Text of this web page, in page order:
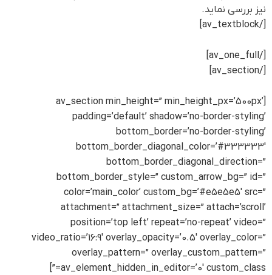
نیز بررسی نماید.
[/av_textblock]
[/av_one_full]
[/av_section]
[av_section min_height=” min_height_px=’500px’
padding=’default’ shadow=’no-border-styling’
bottom_border=’no-border-styling’
bottom_border_diagonal_color=’#333333′
bottom_border_diagonal_direction=”
bottom_border_style=” custom_arrow_bg=” id=”
color=’main_color’ custom_bg=’#e5e5e5′ src=”
attachment=” attachment_size=” attach=’scroll’
position=’top left’ repeat=’no-repeat’ video=”
video_ratio=’16:9′ overlay_opacity=’0.5′ overlay_color=”
overlay_pattern=” overlay_custom_pattern=”
av_element_hidden_in_editor=’0′ custom_class=”]